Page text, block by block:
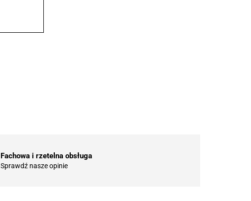
Fachowa i rzetelna obsługa
Sprawdź nasze opinie